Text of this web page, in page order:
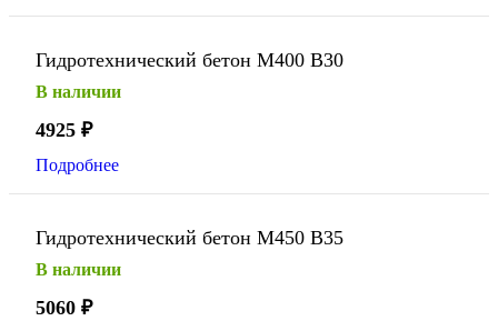
Гидротехнический бетон М400 В30
В наличии
4925 ₽
Подробнее
Гидротехнический бетон М450 В35
В наличии
5060 ₽